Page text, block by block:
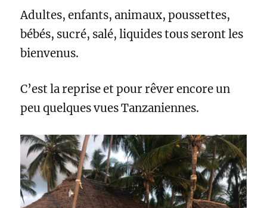
Adultes, enfants, animaux, poussettes,
bébés, sucré, salé, liquides tous seront les
bienvenus.
C’est la reprise et pour rêver encore un
peu quelques vuesTanzaniennes.